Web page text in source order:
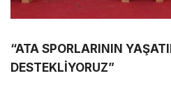
“ATA SPORLARININ
DESTEKLİYORUZ”